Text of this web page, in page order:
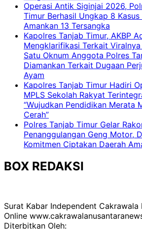
Operasi Antik Siginjai 2026,
Timur Berhasil Ungkap 8
Amankan 13 Tersangka
Kapolres Tanjab Timur, AKBP
Mengklarifikasi Terkait
Satu Oknum Anggota Polres
Diamankan Terkait Dugaan
Ayam
Kapolres Tanjab Timur Hadiri
MPLS Sekolah Rakyat
“Wujudkan Pendidikan Merata
Cerah”
Polres Tanjab Timur Gelar
Penanggulangan Geng Motor,
Komitmen Ciptakan Daerah
BOX REDAKSI
Surat Kabar Independent Cakrawala
Online
Diterbitkan Oleh: